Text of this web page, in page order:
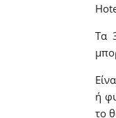
Τα
ή
το